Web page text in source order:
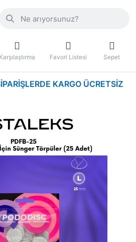
Karşılaştırma Favori Listesi Sepet
KARGO ÜCRETSIZ